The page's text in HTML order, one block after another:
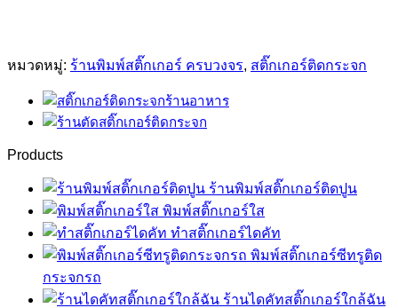
หมวดหมู่: ร้านพิมพ์สติ๊กเกอร์ ครบวงจร, สติ๊กเกอร์ติดกระจก
Products
ร้านพิมพ์สติ๊กเกอร์ติดปูน
พิมพ์สติ๊กเกอร์ใส
ทำสติ๊กเกอร์ไดคัท
พิมพ์สติ๊กเกอร์ซีทรูติด
กระจกรถ
ร้านไดคัทสติ๊กเกอร์ใกล้ฉัน